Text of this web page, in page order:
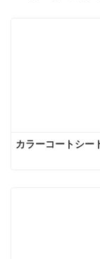
カラーコートシー